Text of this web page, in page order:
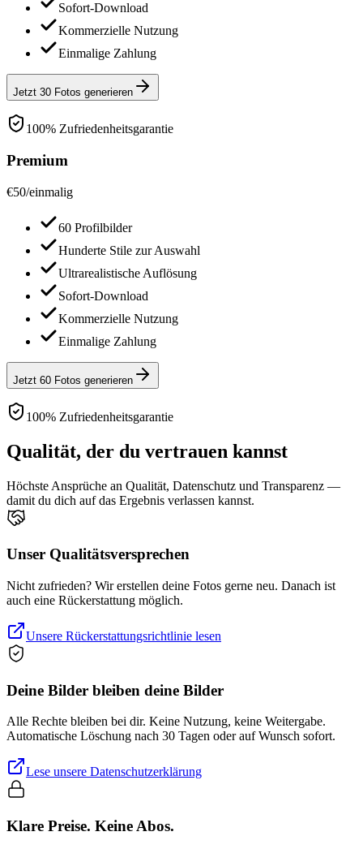
Sofort-Download
Kommerzielle Nutzung
Einmalige Zahlung
Jetzt 30 Fotos generieren
100% Zufriedenheitsgarantie
Premium
€50/einmalig
60 Profilbilder
Hunderte Stile zur Auswahl
Ultrarealistische Auflösung
Sofort-Download
Kommerzielle Nutzung
Einmalige Zahlung
Jetzt 60 Fotos generieren
100% Zufriedenheitsgarantie
Qualität, der du vertrauen kannst
Höchste Ansprüche an Qualität, Datenschutz und Transparenz —
damit du dich auf das Ergebnis verlassen kannst.
Unser Qualitätsversprechen
Nicht zufrieden? Wir erstellen deine Fotos gerne neu. Danach ist
auch eine Rückerstattung möglich.
Unsere Rückerstattungsrichtlinie lesen
Deine Bilder bleiben deine Bilder
Alle Rechte bleiben bei dir. Keine Nutzung, keine Weitergabe.
Automatische Löschung nach 30 Tagen oder auf Wunsch sofort.
Lese unsere Datenschutzerklärung
Klare Preise. Keine Abos.